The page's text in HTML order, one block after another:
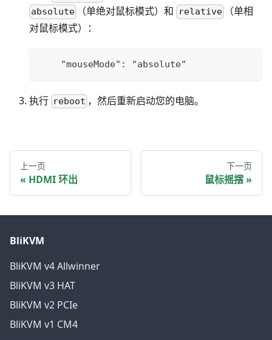
absolute （单绝对鼠标模式）和 relative（单相
对鼠标模式）：
    "mouseMode": "absolute"
执行 reboot ，然后重新启动您的电脑。
上一页
HDMI 环出
下一页
鼠标摇摆
BliKVM
BliKVM v4 Allwinner
BliKVM v3 HAT
BliKVM v2 PCIe
BliKVM v1 CM4